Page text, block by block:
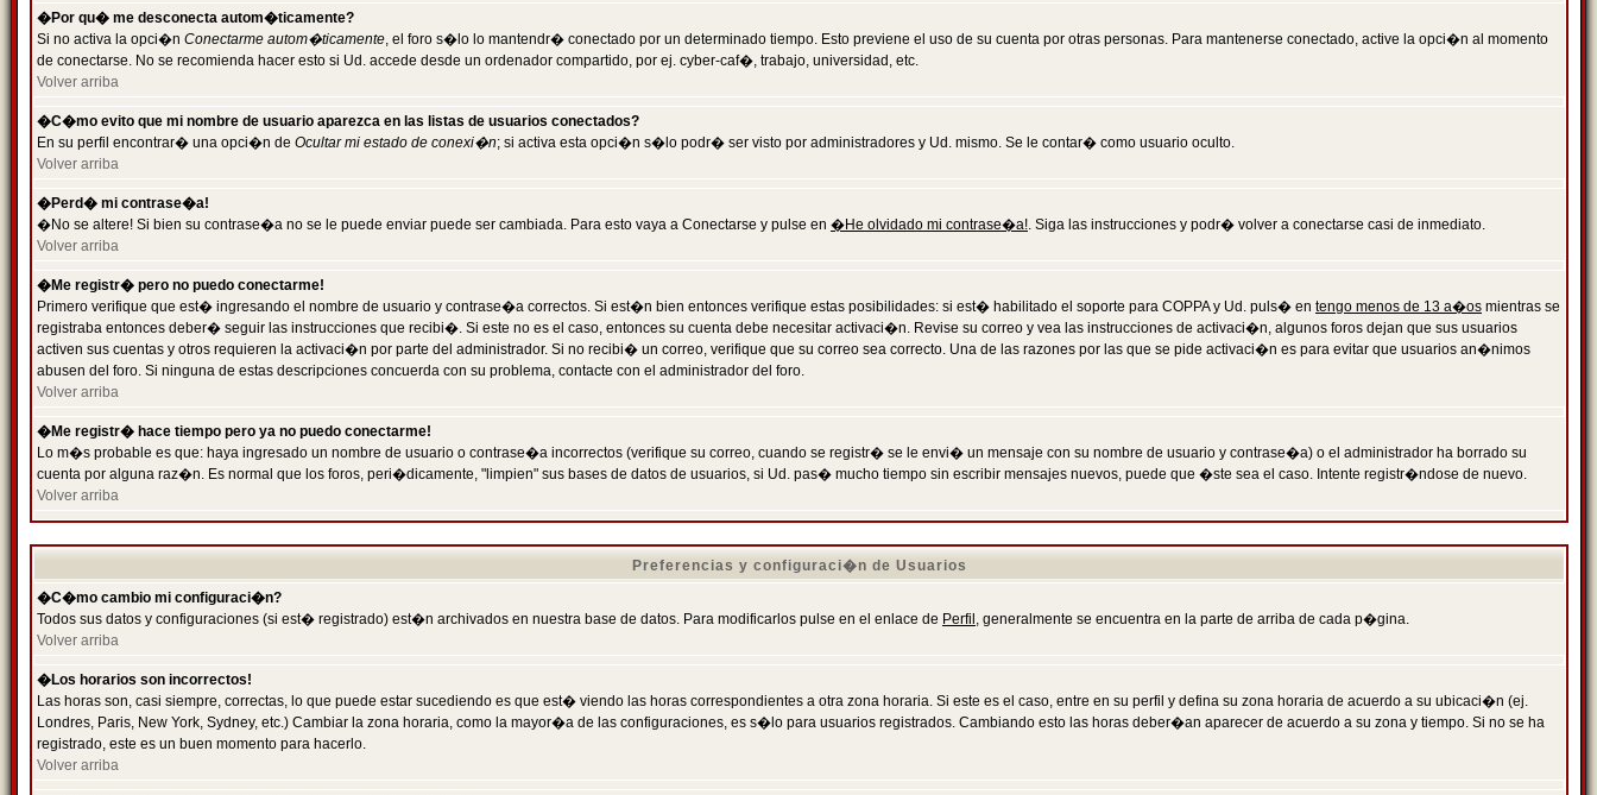
�Por qu� me desconecta autom�ticamente?
Si no activa la opci�n Conectarme autom�ticamente, el foro s�lo lo mantendr� conectado por un determinado tiempo. Esto previene el uso de su cuenta por otras personas. Para mantenerse conectado, active la opci�n al momento
de conectarse. No se recomienda hacer esto si Ud. accede desde un ordenador compartido, por ej. cyber-caf�, trabajo, universidad, etc.
Volver arriba
�C�mo evito que mi nombre de usuario aparezca en las listas de usuarios conectados?
En su perfil encontrar� una opci�n de Ocultar mi estado de conexi�n; si activa esta opci�n s�lo podr� ser visto por administradores y Ud. mismo. Se le contar� como usuario oculto.
Volver arriba
�Perd� mi contrase�a!
�No se altere! Si bien su contrase�a no se le puede enviar puede ser cambiada. Para esto vaya a Conectarse y pulse en �He olvidado mi contrase�a!. Siga las instrucciones y podr� volver a conectarse casi de inmediato.
Volver arriba
�Me registr� pero no puedo conectarme!
Primero verifique que est� ingresando el nombre de usuario y contrase�a correctos. Si est�n bien entonces verifique estas posibilidades: si est� habilitado el soporte para COPPA y Ud. puls� en tengo menos de 13 a�os mientras se
registraba entonces deber� seguir las instrucciones que recibi�. Si este no es el caso, entonces su cuenta debe necesitar activaci�n. Revise su correo y vea las instrucciones de activaci�n, algunos foros dejan que sus usuarios
activen sus cuentas y otros requieren la activaci�n por parte del administrador. Si no recibi� un correo, verifique que su correo sea correcto. Una de las razones por las que se pide activaci�n es para evitar que usuarios an�nimos
abusen del foro. Si ninguna de estas descripciones concuerda con su problema, contacte con el administrador del foro.
Volver arriba
�Me registr� hace tiempo pero ya no puedo conectarme!
Lo m�s probable es que: haya ingresado un nombre de usuario o contrase�a incorrectos (verifique su correo, cuando se registr� se le envi� un mensaje con su nombre de usuario y contrase�a) o el administrador ha borrado su
cuenta por alguna raz�n. Es normal que los foros, peri�dicamente, "limpien" sus bases de datos de usuarios, si Ud. pas� mucho tiempo sin escribir mensajes nuevos, puede que �ste sea el caso. Intente registr�ndose de nuevo.
Volver arriba
Preferencias y configuraci�n de Usuarios
�C�mo cambio mi configuraci�n?
Todos sus datos y configuraciones (si est� registrado) est�n archivados en nuestra base de datos. Para modificarlos pulse en el enlace de Perfil , generalmente se encuentra en la parte de arriba de cada p�gina.
Volver arriba
�Los horarios son incorrectos!
Las horas son, casi siempre, correctas, lo que puede estar sucediendo es que est� viendo las horas correspondientes a otra zona horaria. Si este es el caso, entre en su perfil y defina su zona horaria de acuerdo a su ubicaci�n (ej.
Londres, Paris, New York, Sydney, etc.) Cambiar la zona horaria, como la mayor�a de las configuraciones, es s�lo para usuarios registrados. Cambiando esto las horas deber�an aparecer de acuerdo a su zona y tiempo. Si no se ha
registrado, este es un buen momento para hacerlo.
Volver arriba